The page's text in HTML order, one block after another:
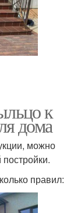
к
дома
можно
правил: